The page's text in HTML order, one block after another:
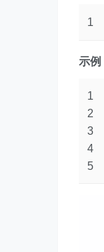
1
示例
1
2
3
4
5